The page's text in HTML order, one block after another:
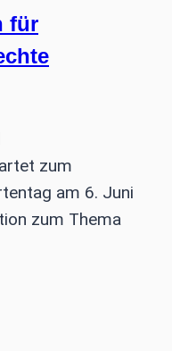
für
zum
am 6. Juni
zum Thema